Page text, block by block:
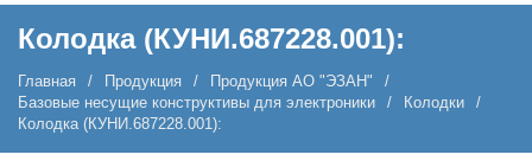
Колодка (КУНИ.687228.001):
Главная Продукция
Продукция АО "ЭЗАН"
Базовые несущие конструктивы для электроники
Колодки
Колодка (КУНИ.687228.001):